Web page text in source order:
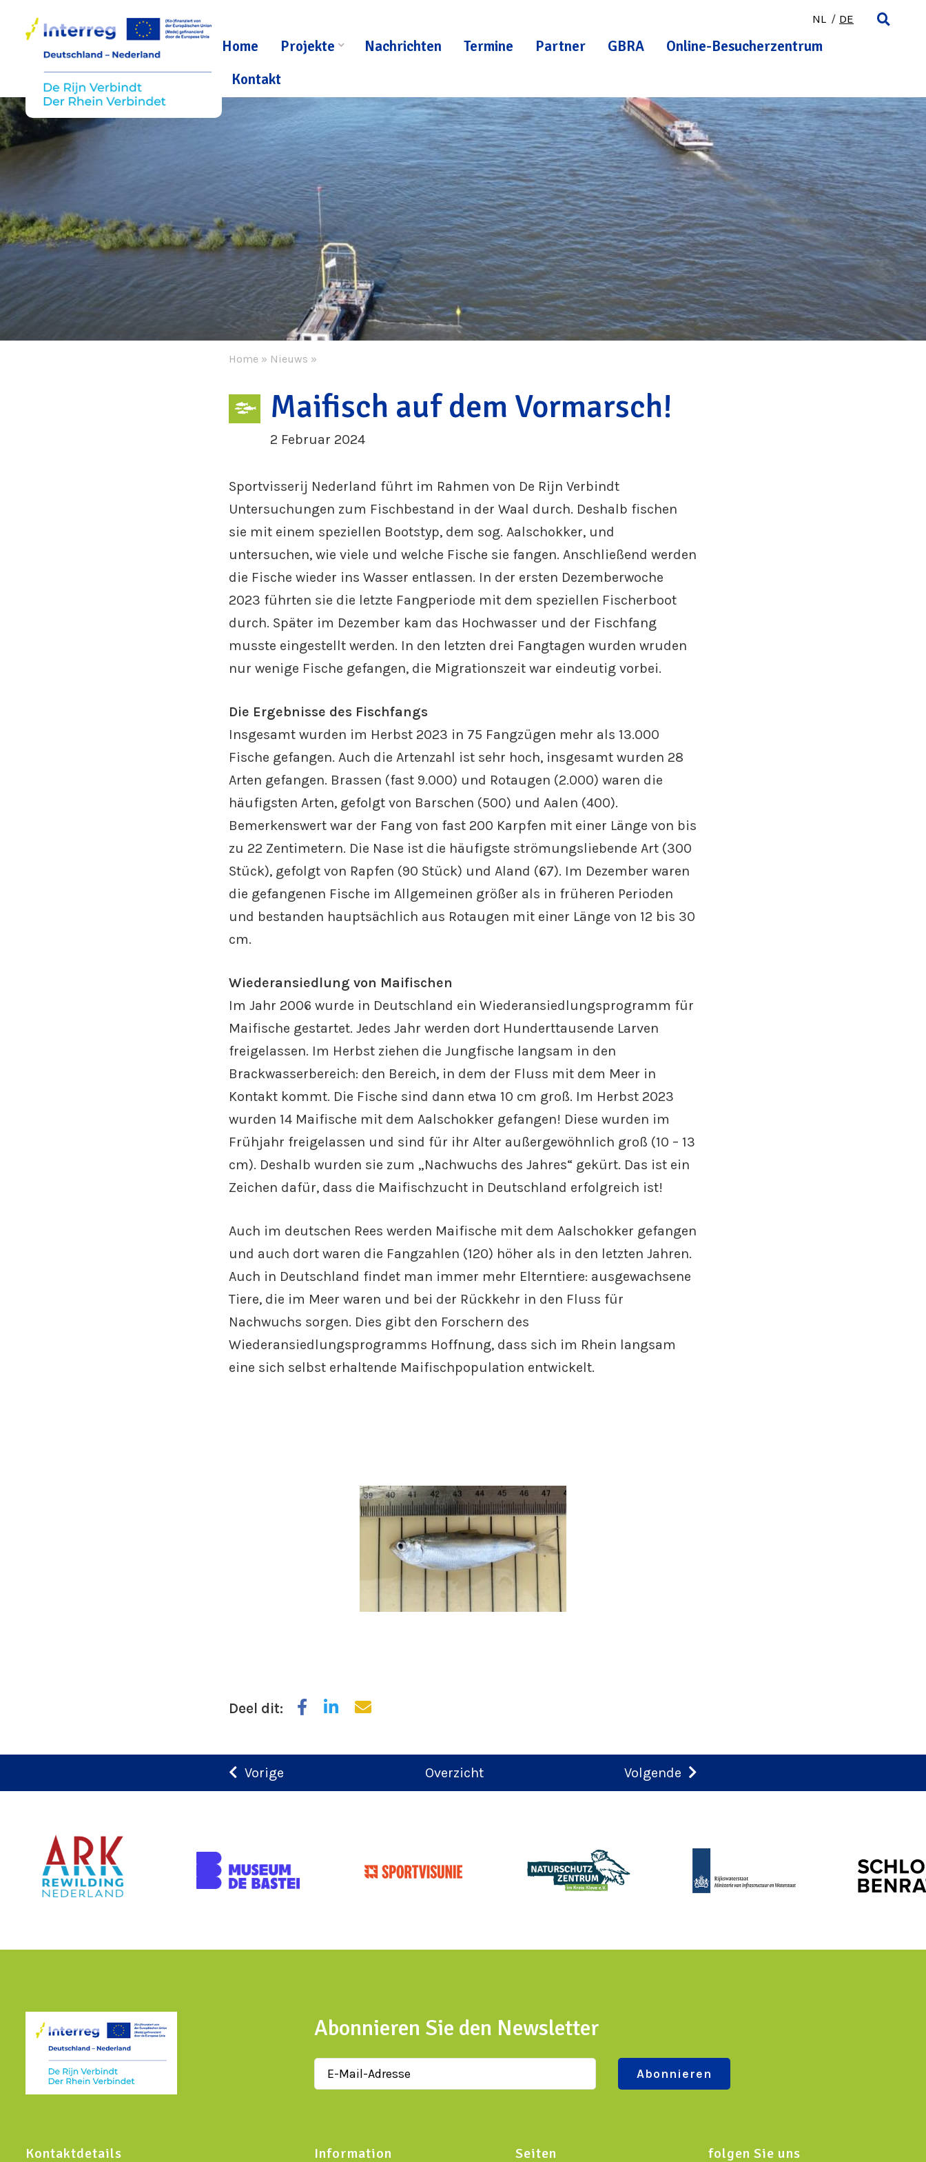
Home Projekte Nachrichten Termine Partner GBRA
Online-Besucherzentrum
Kontakt
NL DE
Home » Nieuws »
Maifisch auf dem Vormarsch!
2 Februar 2024
Sportvisserij Nederland führt im Rahmen von De Rijn Verbindt
Untersuchungen zum Fischbestand in der Waal durch. Deshalb fischen
sie mit einem speziellen Bootstyp, dem sog. Aalschokker, und
untersuchen, wie viele und welche Fische sie fangen. Anschließend werden
die Fische wieder ins Wasser entlassen. In der ersten Dezemberwoche
2023 führten sie die letzte Fangperiode mit dem speziellen Fischerboot
durch. Später im Dezember kam das Hochwasser und der Fischfang
musste eingestellt werden. In den letzten drei Fangtagen wurden wruden
nur wenige Fische gefangen, die Migrationszeit war eindeutig vorbei.
Die Ergebnisse des Fischfangs
Insgesamt wurden im Herbst 2023 in 75 Fangzügen mehr als 13.000
Fische gefangen. Auch die Artenzahl ist sehr hoch, insgesamt wurden 28
Arten gefangen. Brassen (fast 9.000) und Rotaugen (2.000) waren die
häufigsten Arten, gefolgt von Barschen (500) und Aalen (400).
Bemerkenswert war der Fang von fast 200 Karpfen mit einer Länge von bis
zu 22 Zentimetern. Die Nase ist die häufigste strömungsliebende Art (300
Stück), gefolgt von Rapfen (90 Stück) und Aland (67). Im Dezember waren
die gefangenen Fische im Allgemeinen größer als in früheren Perioden
und bestanden hauptsächlich aus Rotaugen mit einer Länge von 12 bis 30
cm.
Wiederansiedlung von Maifischen
Im Jahr 2006 wurde in Deutschland ein Wiederansiedlungsprogramm für
Maifische gestartet. Jedes Jahr werden dort Hunderttausende Larven
freigelassen. Im Herbst ziehen die Jungfische langsam in den
Brackwasserbereich: den Bereich, in dem der Fluss mit dem Meer in
Kontakt kommt. Die Fische sind dann etwa 10 cm groß. Im Herbst 2023
wurden 14 Maifische mit dem Aalschokker gefangen! Diese wurden im
Frühjahr freigelassen und sind für ihr Alter außergewöhnlich groß (10 – 13
cm). Deshalb wurden sie zum „Nachwuchs des Jahres“ gekürt. Das ist ein
Zeichen dafür, dass die Maifischzucht in Deutschland erfolgreich ist!
Auch im deutschen Rees werden Maifische mit dem Aalschokker gefangen
und auch dort waren die Fangzahlen (120) höher als in den letzten Jahren.
Auch in Deutschland findet man immer mehr Elterntiere: ausgewachsene
Tiere, die im Meer waren und bei der Rückkehr in den Fluss für
Nachwuchs sorgen. Dies gibt den Forschern des
Wiederansiedlungsprogramms Hoffnung, dass sich im Rhein langsam
eine sich selbst erhaltende Maifischpopulation entwickelt.
Deel dit:
Vorige Overzicht Volgende
Abonnieren Sie den Newsletter
Kontaktdetails Information Seiten folgen Sie uns